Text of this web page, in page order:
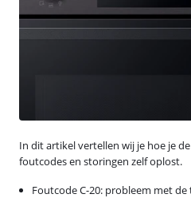
In dit artikel vertellen wij je hoe je
foutcodes en storingen zelf oplost.
Foutcode C-20: probleem met